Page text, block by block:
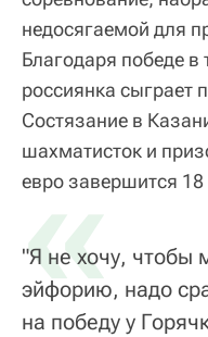
недосягаемой для
Благодаря победе в
россиянка сыграет
Состязание в
шахматисток и
евро завершится
«
"Я не хочу, чтобы
эйфорию, надо
на победу у